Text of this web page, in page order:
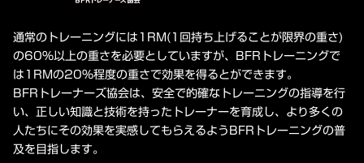
通常のトレーニングには1RM(1回持ち上げることが限界の重さ)
の60%以上の重さを必要としていますが、BFRトレーニングで
は1RMの20%程度の重さで効果を得るとができます。
BFRトレーナーズ協会は、安全で的確なトレーニングの指導を行
い、正しい知識と技術を持ったトレーナーを育成し、より多くの
人たちにその効果を実感してもらえるようBFRトレーニングの普
及を目指します。